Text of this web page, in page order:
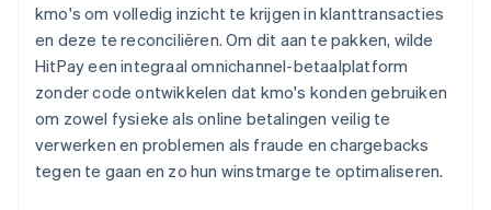
kmo's om volledig inzicht te krijgen in klanttransacties
en deze te reconciliëren. Om dit aan te pakken, wilde
HitPay een integraal omnichannel-betaalplatform
zonder code ontwikkelen dat kmo's konden gebruiken
om zowel fysieke als online betalingen veilig te
verwerken en problemen als fraude en chargebacks
tegen te gaan en zo hun winstmarge te optimaliseren.